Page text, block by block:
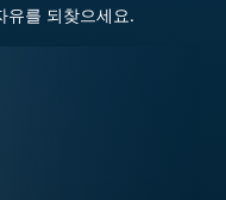
유를 되찾으세요.